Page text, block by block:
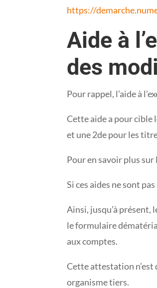
https://
Aide à
des
Pour rappel, l’aide à
Cette aide a pour cible
et une 2de pour les
Pour en savoir plus
Si ces aides ne sont
Ainsi, jusqu’à
le formulaire
aux comptes.
Cette attestation n’est
organisme tiers.